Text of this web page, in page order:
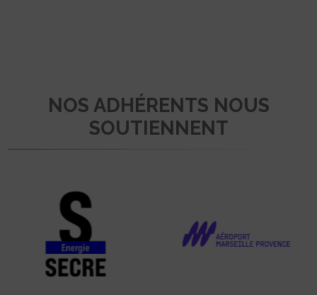
NOS ADHÉRENTS NOUS
SOUTIENNENT